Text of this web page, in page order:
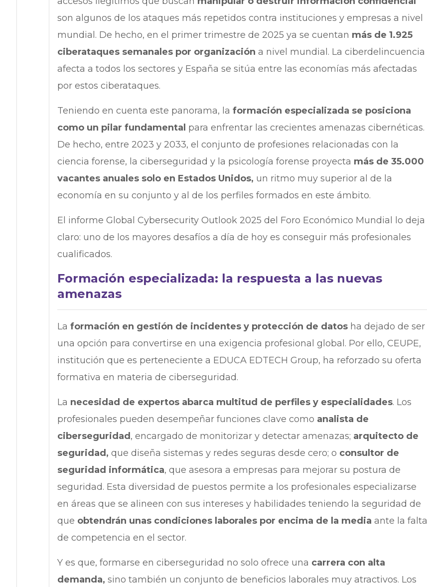
son algunos de los ataques más repetidos contra instituciones y empresas a nivel
mundial. De hecho, en el primer trimestre de 2025 ya se cuentan más de 1.925
ciberataques semanales por organización a nivel mundial. La ciberdelincuencia
afecta a todos los sectores y España se sitúa entre las economías más afectadas
por estos ciberataques.
Teniendo en cuenta este panorama, la formación especializada se posiciona
como un pilar fundamental para enfrentar las crecientes amenazas cibernéticas.
De hecho, entre 2023 y 2033, el conjunto de profesiones relacionadas con la
ciencia forense, la ciberseguridad y la psicología forense proyecta más de 35.000
vacantes anuales solo en Estados Unidos, un ritmo muy superior al de la
economía en su conjunto y al de los perfiles formados en este ámbito.
El informe Global Cybersecurity Outlook 2025 del Foro Económico Mundial lo deja
claro: uno de los mayores desafíos a día de hoy es conseguir más profesionales
cualificados.
Formación especializada: la respuesta a las nuevas
amenazas
La formación en gestión de incidentes y protección de datosha dejado de ser
una opción para convertirse en una exigencia profesional global. Por ello, CEUPE,
institución que es perteneciente a EDUCA EDTECH Group, ha reforzado su oferta
formativa en materia de ciberseguridad.
La necesidad de expertos abarca multitud de perfiles y especialidades. Los
profesionales pueden desempeñar funciones clave como analista de
ciberseguridad , encargado de monitorizar y detectar amenazas; arquitecto de
seguridad, que diseña sistemas y redes seguras desde cero; o consultor de
seguridad informática, que asesora a empresas para mejorar su postura de
seguridad. Esta diversidad de puestos permite a los profesionales especializarse
en áreas que se alineen con sus intereses y habilidades teniendo la seguridad de
que obtendrán unas condiciones laborales por encima de la media ante la falta
de competencia en el sector.
Y es que, formarse en ciberseguridad no solo ofrece una carrera con alta
demanda, sino también un conjunto de beneficios laborales muy atractivos. Los